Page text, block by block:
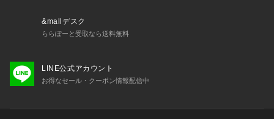
&mallデスク
ららぽーと受取なら送料無料
LINE公式アカウント
お得なセール・クーポン情報配信中